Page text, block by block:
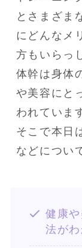
とさまざま
にどんなメ
方もいらっ
体幹は身体
や美容にと
われていま
そこで本日
などについ
健康
法がわ